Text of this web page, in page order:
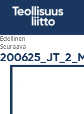
Edellinen
Seuraava